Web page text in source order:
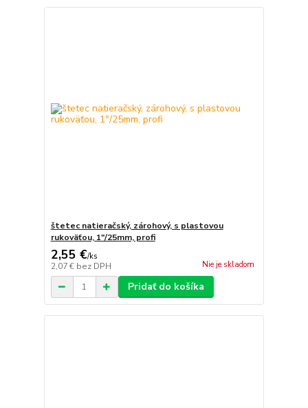
štetec natieračský, zárohový, s plastovou
rukoväťou, 1"/25mm, profi
2,55 €/ks
2,07 € bez DPH Nie je skladom
Pridať do košíka